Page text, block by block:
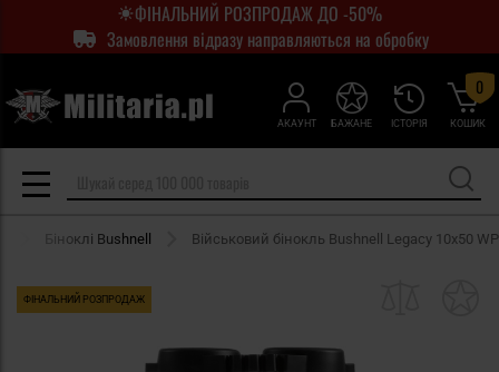
ФІНАЛЬНИЙ РОЗПРОДАЖ ДО -50%
Замовлення відразу направляються на обробку
АКАУНТ ІСТОРІЯ
БАЖАНЕ КОШИК
0
Біноклі Bushnell Військовий бінокль Bushnell Legacy 10x50 WP
ФІНАЛЬНИЙ РОЗПРОДАЖ